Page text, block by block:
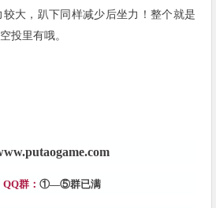
大，趴下同样减少后坐力！整个就是
投里有哦。
om
QQ群： ①—⑤群已满